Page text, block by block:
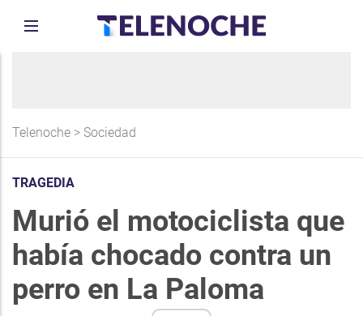
Telenoche > Sociedad
TRAGEDIA
Murió el motociclista que
había chocado contra un
perro en La Paloma